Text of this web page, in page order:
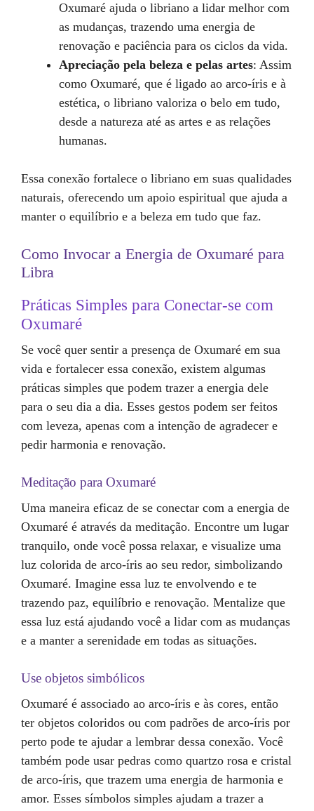
Oxumaré ajuda o libriano a lidar melhor com
as mudanças, trazendo uma energia de
renovação e paciência para os ciclos da vida.
Apreciação pela beleza e pelas artes: Assim
como Oxumaré, que é ligado ao arco-íris e à
estética, o libriano valoriza o belo em tudo,
desde a natureza até as artes e as relações
humanas.
Essa conexão fortalece o libriano em suas qualidades
naturais, oferecendo um apoio espiritual que ajuda a
manter o equilíbrio e a beleza em tudo que faz.
Como Invocar a Energia de Oxumaré para
Libra
Práticas Simples para Conectar-se com
Oxumaré
Se você quer sentir a presença de Oxumaré em sua
vida e fortalecer essa conexão, existem algumas
práticas simples que podem trazer a energia dele
para o seu dia a dia. Esses gestos podem ser feitos
com leveza, apenas com a intenção de agradecer e
pedir harmonia e renovação.
Meditação para Oxumaré
Uma maneira eficaz de se conectar com a energia de
Oxumaré é através da meditação. Encontre um lugar
tranquilo, onde você possa relaxar, e visualize uma
luz colorida de arco-íris ao seu redor, simbolizando
Oxumaré. Imagine essa luz te envolvendo e te
trazendo paz, equilíbrio e renovação. Mentalize que
essa luz está ajudando você a lidar com as mudanças
e a manter a serenidade em todas as situações.
Use objetos simbólicos
Oxumaré é associado ao arco-íris e às cores, então
ter objetos coloridos ou com padrões de arco-íris por
perto pode te ajudar a lembrar dessa conexão. Você
também pode usar pedras como quartzo rosa e cristal
de arco-íris, que trazem uma energia de harmonia e
amor. Esses símbolos simples ajudam a trazer a